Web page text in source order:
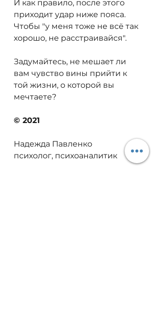
И как правило, после этого
приходит удар ниже пояса.
Чтобы "у меня тоже не всё так
хорошо, не расстраивайся".
Задумайтесь, не мешает ли
вам чувство вины прийти к
той жизни, о которой вы
мечтаете?
© 2021
Надежда Павленко
психолог, психоаналитик